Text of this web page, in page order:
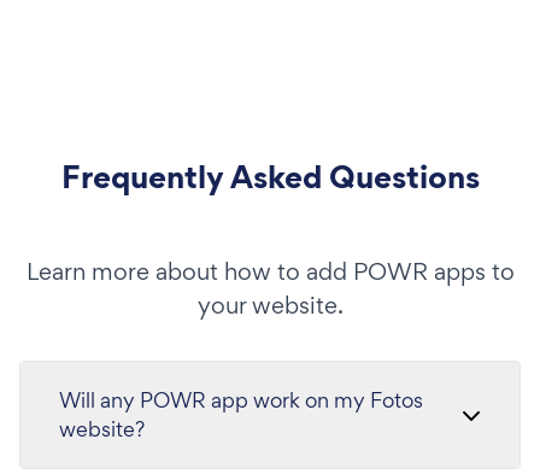
Frequently Asked Questions
Learn more about how to add POWR apps to
your website.
Will any POWR app work on my Fotos
website?